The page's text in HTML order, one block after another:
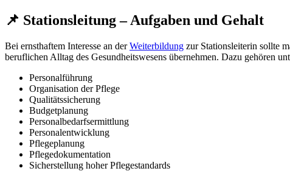
📌 Stationsleitung – Aufgaben und Gehalt
Bei ernsthaftem Interesse an derWeiterbildung zur Stationsleiterin sollte
beruflichen Alltag des Gesundheitswesens übernehmen. Dazu gehören
Personalführung
Organisation der Pflege
Qualitätssicherung
Budgetplanung
Personalbedarfsermittlung
Personalentwicklung
Pflegeplanung
Pflegedokumentation
Sicherstellung hoher Pflegestandards